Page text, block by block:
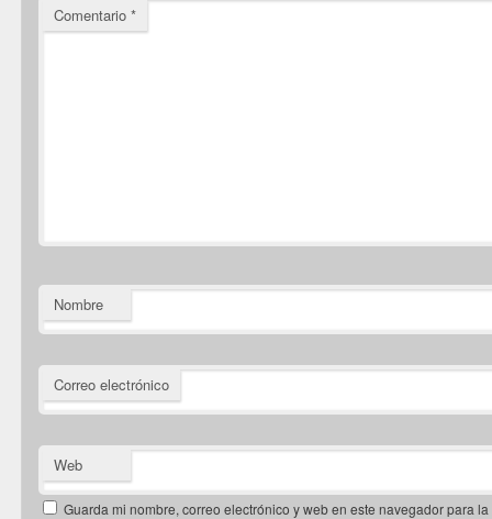
Comentario*
Nombre
Correo electrónico
Web
Guarda mi nombre, correo electrónico y web en este navegador para la